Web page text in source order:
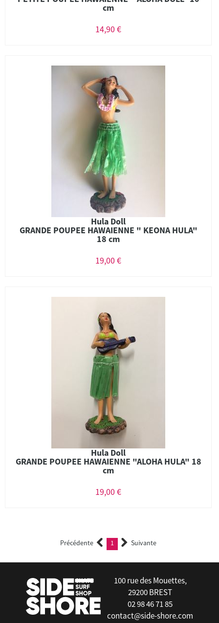
cm
14,90 €
Hula Doll
GRANDE POUPEE HAWAIENNE " KEONA HULA"
18 cm
19,00 €
Hula Doll
GRANDE POUPEE HAWAIENNE "ALOHA HULA" 18
cm
19,00 €
Précédente 1 (current)Suivante
100 rue des Mouettes,
29200 BREST
02 98 46 71 85
contact@side-shore.com